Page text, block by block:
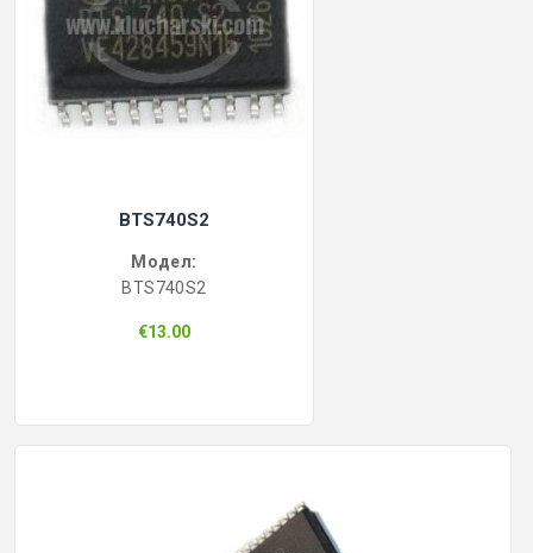
КЛЮЧАРСКИ УСЛУГИ
ИМОБИЛАЙЗЕРИ
BTS740S2
Модел:
BTS740S2
€13.00